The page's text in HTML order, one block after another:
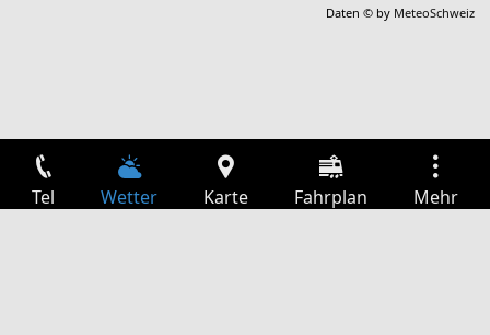
Daten © by MeteoSchweiz
Tel Wetter Karte Fahrplan Mehr